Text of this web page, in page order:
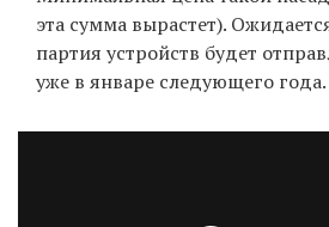
эта сумма вырастет).
партия устройств будет
уже в январе следующего года.